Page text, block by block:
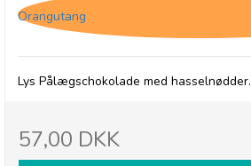
Orangutang
Lys Pålægschokolade med hasselnødder.
57,00 DKK